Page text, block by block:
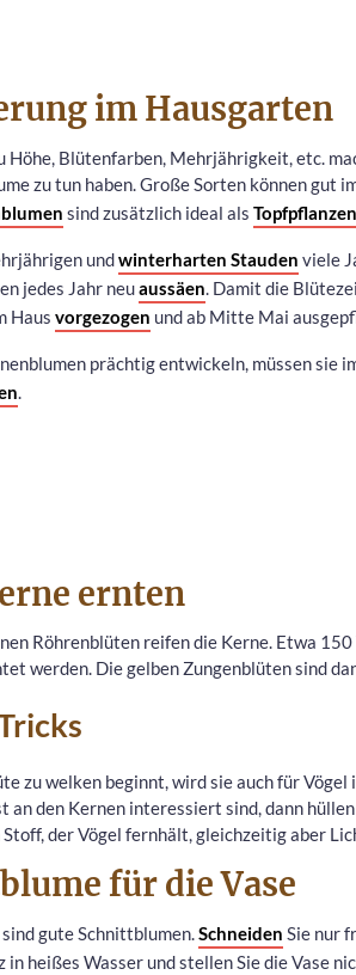
im Hausgarten
Höhe, Blütenfarben, Mehrjährigkeit, etc.
zu tun haben. Große Sorten können gut
sind zusätzlich ideal als
undwinterharten Stauden viele
jedes Jahr neuaussäen. Damit die
Haus vorgezogen und ab Mitte Mai
prächtig entwickeln, müssen sie
.
ernten
Röhrenblüten reifen die Kerne. Etwa
werden. Die gelben Zungenblüten sind
zu welken beginnt, wird sie auch für
an den Kernen interessiert sind, dann
der Vögel fernhält, gleichzeitig aber
für die Vase
gute Schnittblumen.Schneiden Sie nur
in heißes Wasser und stellen Sie die Vase